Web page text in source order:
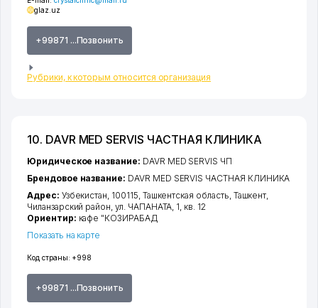
glaz.uz
+99871 ...Позвонить
Рубрики, к которым относится организация
10. DAVR MED SERVIS ЧАСТНАЯ КЛИНИКА
Код страны: +998
+99871 ...Позвонить
Юридическое название: DAVR MED SERVIS ЧП
Брендовое название: DAVR MED SERVIS ЧАСТНАЯ КЛИНИКА
Адрес: Узбекистан, 100115, Ташкентская область Ташкент
Чиланзарский район ,ул. ЧАПАНАТА , 1, кв. 12
Ориентир: кафе "КОЗИРАБАД
Показать на карте